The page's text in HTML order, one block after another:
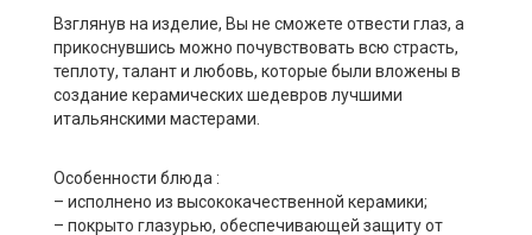
Взглянув на изделие, Вы не сможете отвести глаз, а
прикоснувшись можно почувствовать всю страсть,
теплоту, талант и любовь, которые были вложены в
создание керамических шедевров лучшими
итальянскими мастерами.
Особенности блюда :
– исполнено из высококачественной керамики;
– покрыто глазурью, обеспечивающей защиту от